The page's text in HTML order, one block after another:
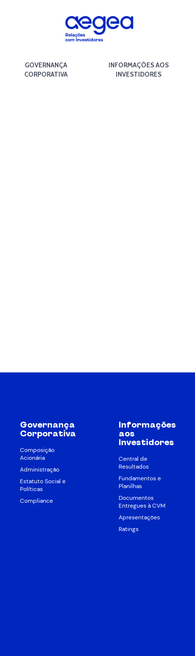
GOVERNANÇA
CORPORATIVA
INFORMAÇÕES AOS
INVESTIDORES
Governança
Corporativa
Composição
Acionária
Administração
Estatuto Social e
Políticas
Compliance
Informações
aos
Investidores
Central de
Resultados
Fundamentos e
Planilhas
Documentos
Entregues à CVM
Apresentações
Ratings